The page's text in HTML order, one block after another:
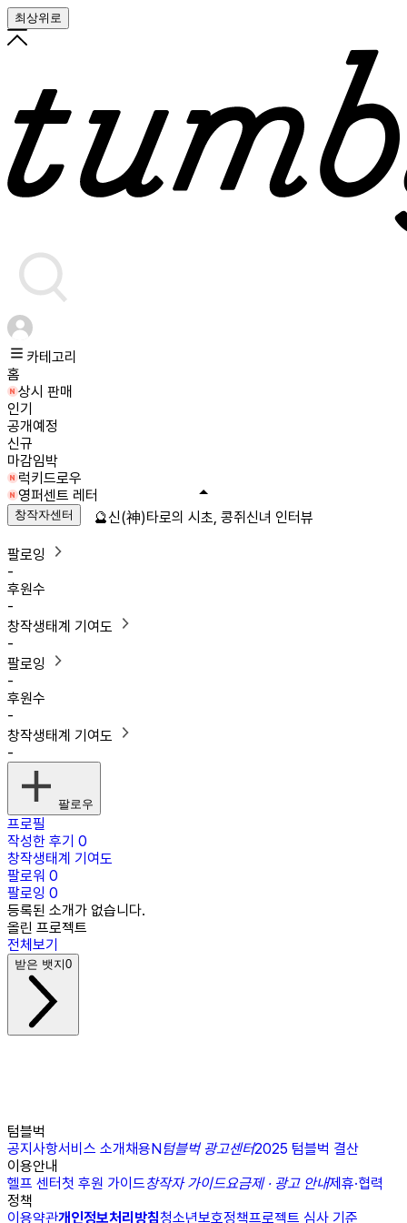
최상위로
카테고리
홈
상시 판매
인기
공개예정
신규
마감임박
럭키드로우
영퍼센트 레터
창작자센터
팔로잉
-
후원수
-
창작생태계 기여도
-
팔로잉
-
후원수
-
창작생태계 기여도
-
팔로우
프로필
작성한 후기 0
창작생태계 기여도
팔로워 0
팔로잉 0
등록된 소개가 없습니다.
올린 프로젝트
전체보기
받은 뱃지0
텀블벅
공지사항서비스 소개채용N텀블벅 광고센터2025 텀블벅 결산
이용안내
헬프 센터첫 후원 가이드창작자 가이드요금제 · 광고 안내제휴·협력
정책
이용약관개인정보처리방침청소년보호정책프로젝트 심사 기준
🔮신(神)타로의 시초, 콩쥐신녀 인터뷰